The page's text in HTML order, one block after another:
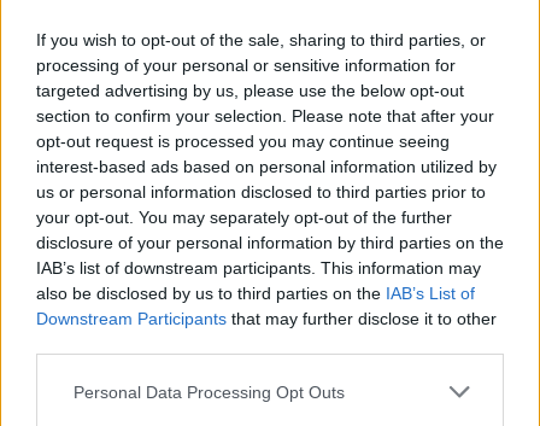
If you wish to opt-out of the sale, sharing to third parties, or
processing of your personal or sensitive information for
targeted advertising by us, please use the below opt-out
section to confirm your selection. Please note that after your
opt-out request is processed you may continue seeing
interest-based ads based on personal information utilized by
us or personal information disclosed to third parties prior to
your opt-out. You may separately opt-out of the further
disclosure of your personal information by third parties on the
IAB’s list of downstream participants. This information may
also be disclosed by us to third parties on the IAB’s List of
Downstream Participants that may further disclose it to other
Please note that this website/app uses one or more Google
Personal Data Processing Opt Outs
την Κυριακή - Το πιο αγαπημένο γεύμα
της εβδομάδας στην Δημοτική Αγορά
της Κυψέλης
Το Pop Up Brunch της Κυψέλης επέστρεψε